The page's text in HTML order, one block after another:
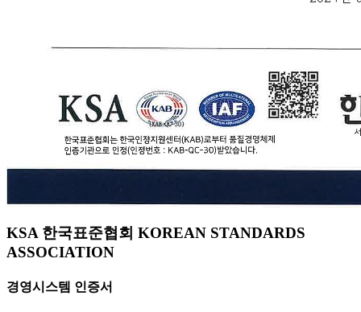
KSA 한국표준협회 KOREAN STANDARDS
ASSOCIATION
경영시스템 인증서